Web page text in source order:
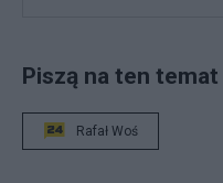
Piszą na ten temat
Rafał Woś